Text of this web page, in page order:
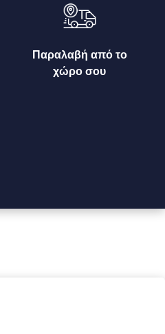
Παραλαβή από το
χώρο σου